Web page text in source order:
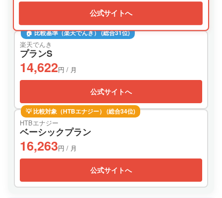
公式サイトへ
🏠 比較基準（楽天でんき） (総合31位)
楽天でんき
プランS
14,622円 / 月
公式サイトへ
💡 比較対象（HTBエナジー） (総合34位)
HTBエナジー
ベーシックプラン
16,263円 / 月
公式サイトへ